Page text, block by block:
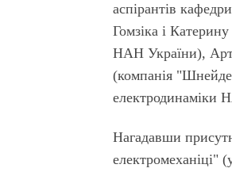
аспірантів
Гомзіка і
НАН України),
(компанія
електродинаміки
Нагадавши
елек­тромеханіці"